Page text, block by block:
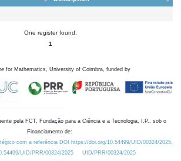
One register found.
1
for Mathematics, University of Coimbra, funded by
pela FCT, Fundação para a Ciência e a Tecnologia, I.P., sob o
Financiamento de:
com a referência DOI https://doi.org/10.54499/UID/00324/2025.
UID/PRR/00324/2025
UID/PRR/00324/2025